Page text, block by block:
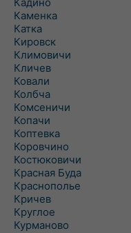
Каменка
Катка
Кировск
Климовичи
Кличев
Ковали
Колбча
Комсеничи
Копачи
Коптевка
Коровчино
Костюковичи
Красная Буда
Краснополье
Кричев
Круглое
Курманово